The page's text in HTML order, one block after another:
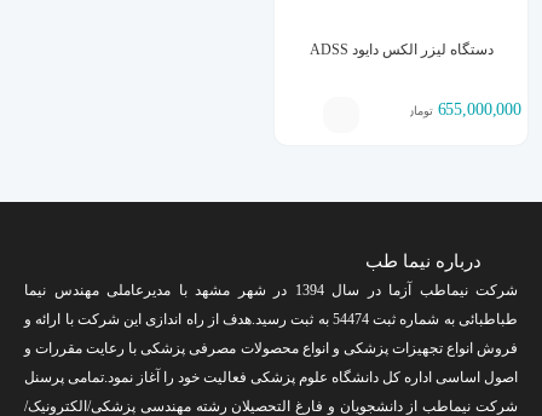
دستگاه لیزر الکس دایود ADSS
655,000,000 تومان
درباره نیما طب
شرکت نیماطب آزما در سال 1394 در شهر مشهد با مدیرعاملی مهندس نیما
طباطبائی به شماره ثبت 54474 به ثبت رسید.هدف از راه اندازی این شرکت با ارائه و
فروش انواع تجهیزات پزشکی و انواع محصولات مصرفی پزشکی با رعایت مقررات و
اصول اساسی اداره کل دانشگاه علوم پزشکی فعالیت خود را آغاز نمود.تمامی پرسنل
شرکت نیماطب از دانشجویان و فارغ التحصیلان رشته مهندسی پزشکی/الکترونیک/